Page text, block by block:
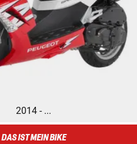
2014 - ...
DAS IST MEIN BIKE